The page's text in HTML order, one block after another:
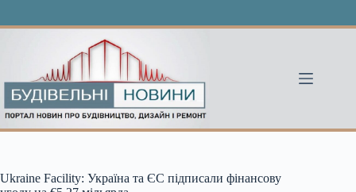
Ukraine Facility: Україна та ЄС підписали фінансову